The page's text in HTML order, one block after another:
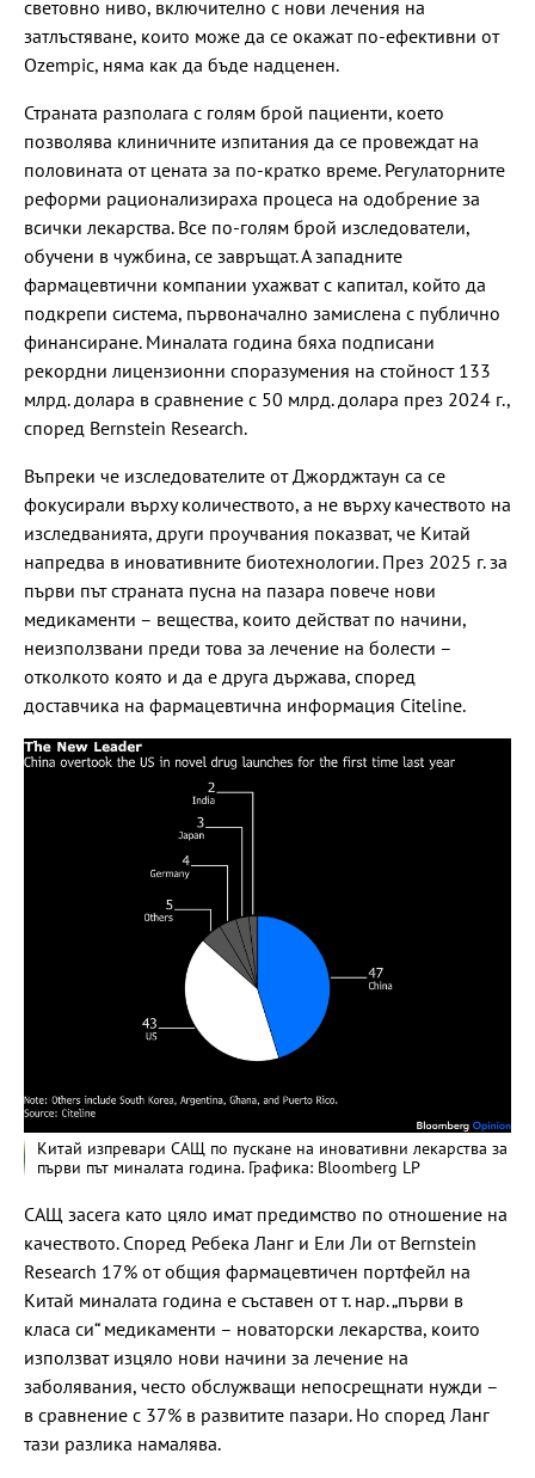
световно ниво, включително с нови лечения на
затлъстяване, които може да се окажат по-ефективни от
Ozempic, няма как да бъде надценен.
Страната разполага с голям брой пациенти, което
позволява клиничните изпитания да се провеждат на
половината от цената за по-кратко време. Регулаторните
реформи рационализираха процеса на одобрение за
всички лекарства. Все по-голям брой изследователи,
обучени в чужбина, се завръщат. А западните
фармацевтични компании ухажват с капитал, който да
подкрепи система, първоначално замислена с публично
финансиране. Миналата година бяха подписани
рекордни лицензионни споразумения на стойност 133
млрд. долара в сравнение с 50 млрд. долара през 2024 г.,
според Bernstein Research.
Въпреки че изследователите от Джорджтаун са се
фокусирали върху количеството, а не върху качеството на
изследванията, други проучвания показват, че Китай
напредва в иновативните биотехнологии. През 2025 г. за
първи път страната пусна на пазара повече нови
медикаменти – вещества, които действат по начини,
неизползвани преди това за лечение на болести –
отколкото която и да е друга държава, според
доставчика на фармацевтична информация Citeline.
Китай изпревари САЩ по пускане на иновативни лекарства за
първи път миналата година. Графика: Bloomberg LP
САЩ засега като цяло имат предимство по отношение на
качеството. Според Ребека Ланг и Ели Ли от Bernstein
Research 17% от общия фармацевтичен портфейл на
Китай миналата година е съставен от т. нар. „първи в
класа си“ медикаменти – новаторски лекарства, които
използват изцяло нови начини за лечение на
заболявания, често обслужващи непосрещнати нужди –
в сравнение с 37% в развитите пазари. Но според Ланг
тази разлика намалява.